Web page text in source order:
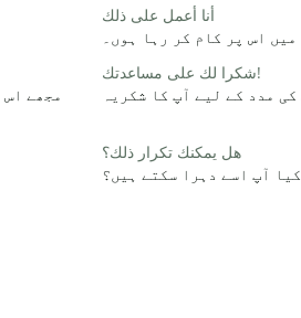
أنا أعمل على ذلك
میں اس پر کام کر رہا ہوں۔
مجھے
شكرا لك على مساعدتك!
هل يمكنك تكرار ذلك؟
کیا آپ اسے دہرا سکتے ہیں؟